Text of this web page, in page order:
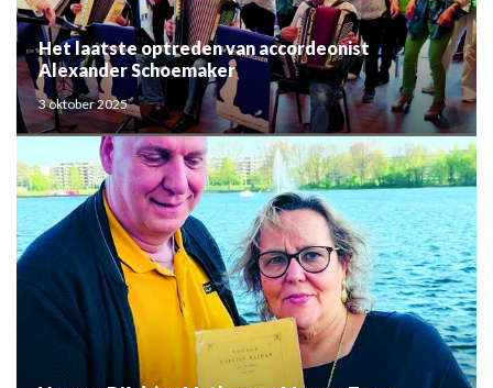
Het laatste optreden van accordeonist
Alexander Schoemaker
3 oktober 2025